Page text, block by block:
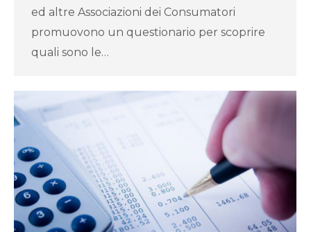
ed altre Associazioni dei Consumatori
promuovono un questionario per scoprire
quali sono le…